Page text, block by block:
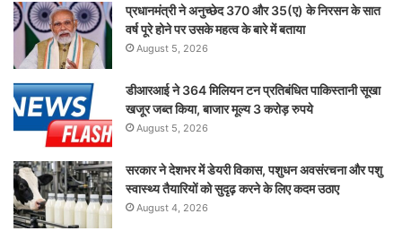
प्रधानमंत्री ने अनुच्छेद 370 और 35(ए) के निरसन के सात
वर्ष पूरे होने पर उसके महत्व के बारे में बताया
August 5, 2026
डीआरआई ने 364 मिलियन टन प्रतिबंधित पाकिस्तानी सूखा
खजूर जब्त किया, बाजार मूल्य 3 करोड़ रुपये
August 5, 2026
सरकार ने देशभर में डेयरी विकास, पशुधन अवसंरचना और पशु
स्वास्थ्य तैयारियों को सुदृढ़ करने के लिए कदम उठाए
August 4, 2026